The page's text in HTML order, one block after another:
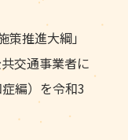
推進大綱」
交通事業者に
編）を令和3